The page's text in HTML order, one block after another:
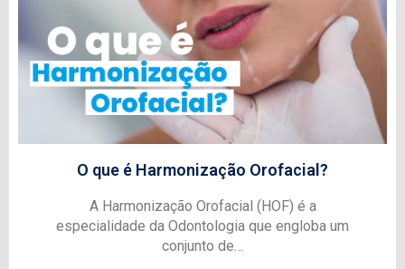
O que é Harmonização Orofacial?
A Harmonização Orofacial (HOF) é a
especialidade da Odontologia que engloba um
conjunto de…